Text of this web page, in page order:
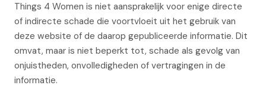
Things 4 Women is niet aansprakelijk voor enige directe
of indirecte schade die voortvloeit uit het gebruik van
deze website of de daarop gepubliceerde informatie. Dit
omvat, maar is niet beperkt tot, schade als gevolg van
onjuistheden, onvolledigheden of vertragingen in de
informatie.